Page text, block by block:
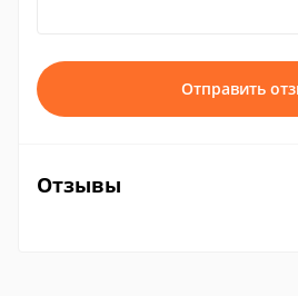
Отправить
Отзывы